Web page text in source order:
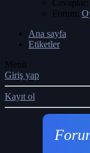
Cevaplar:
Forum:
Ana sayfa
Etiketler
Menü
Giriş yap
Kayıt ol